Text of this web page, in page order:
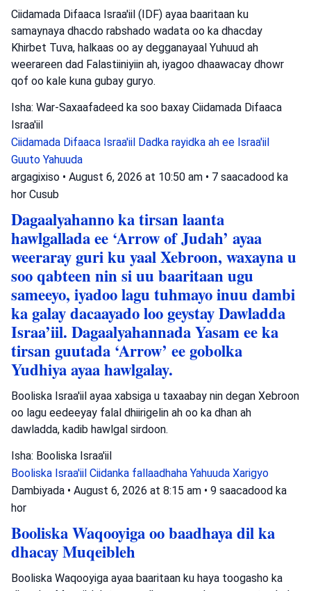
Ciidamada Difaaca Israa'iil (IDF) ayaa baaritaan ku
samaynaya dhacdo rabshado wadata oo ka dhacday
Khirbet Tuva, halkaas oo ay degganayaal Yuhuud ah
weerareen dad Falastiiniyiin ah, iyagoo dhaawacay dhowr
qof oo kale kuna gubay guryo.
Isha: War-Saxaafadeed ka soo baxay Ciidamada Difaaca
Israa'iil
Ciidamada Difaaca Israa'iil Dadka rayidka ah ee Israa'iil
Guuto Yahuuda
argagixiso • August 6, 2026 at 10:50 am • 7 saacadood ka
hor Cusub
Dagaalyahanno ka tirsan laanta
hawlgallada ee ‘Arrow of Judah’ ayaa
weeraray guri ku yaal Xebroon, waxayna u
soo qabteen nin si uu baaritaan ugu
sameeyo, iyadoo lagu tuhmayo inuu dambi
ka galay dacaayado loo geystay Dawladda
Israa’iil. Dagaalyahannada Yasam ee ka
tirsan guutada ‘Arrow’ ee gobolka
Yudhiya ayaa hawlgalay.
Booliska Israa'iil ayaa xabsiga u taxaabay nin degan Xebroon
oo lagu eedeeyay falal dhiirigelin ah oo ka dhan ah
dawladda, kadib hawlgal sirdoon.
Isha: Booliska Israa'iil
Booliska Israa'iil Ciidanka fallaadhaha Yahuuda Xarigyo
Dambiyada • August 6, 2026 at 8:15 am • 9 saacadood ka
hor
Booliska Waqooyiga oo baadhaya dil ka
dhacay Muqeibleh
Booliska Waqooyiga ayaa baaritaan ku haya toogasho ka